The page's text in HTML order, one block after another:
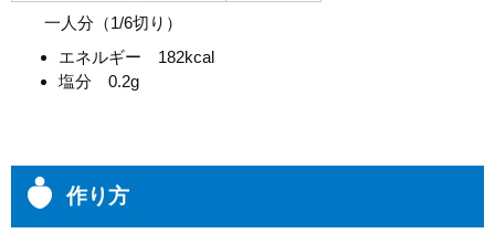
一人分（1/6切り）
エネルギー 182kcal
塩分 0.2g
作り方